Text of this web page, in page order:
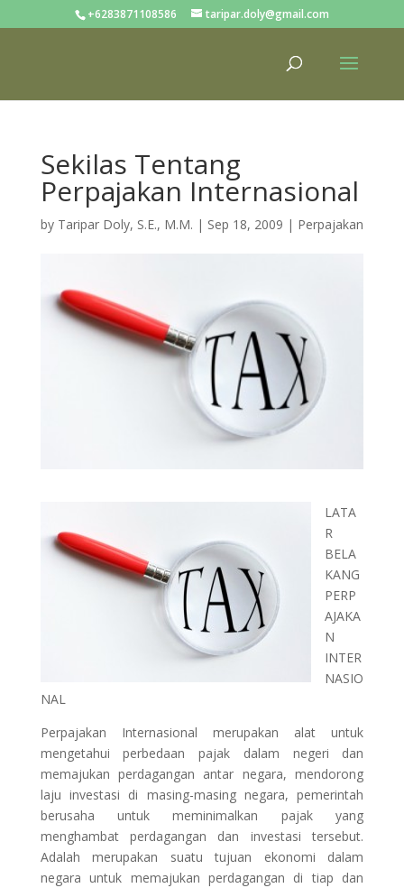
+6283871108586 taripar.doly@gmail.com
Sekilas Tentang
Perpajakan Internasional
by Taripar Doly, S.E., M.M. | Sep 18, 2009 | Perpajakan
LATA
R
BELA
KANG
PERP
AJAKA
N
INTER
NASIO
NAL
Perpajakan Internasional merupakan alat untuk
mengetahui perbedaan pajak dalam negeri dan
memajukan perdagangan antar negara, mendorong
laju investasi di masing-masing negara, pemerintah
berusaha untuk meminimalkan pajak yang
menghambat perdagangan dan investasi tersebut.
Adalah merupakan suatu tujuan ekonomi dalam
negara untuk memajukan perdagangan di tiap dan